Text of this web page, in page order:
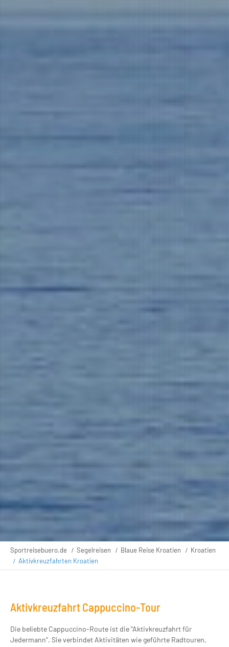
Sportreisebuero.de Segelreisen Blaue Reise Kroatien
Kroatien
Aktivkreuzfahrten Kroatien
Aktivkreuzfahrt Cappuccino-Tour
Die beliebte Cappuccino-Route ist die “Aktivkreuzfahrt für
Jedermann”. Sie verbindet Aktivitäten wie geführte Radtouren,